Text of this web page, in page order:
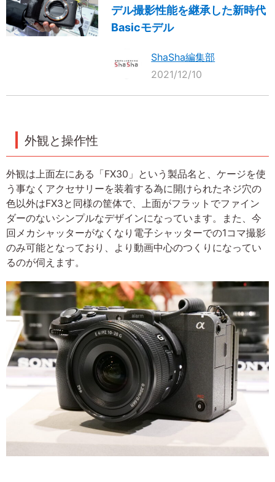
デル撮影性能を継承した新時代
Basicモデル
ShaSha編集部
2021/12/10
外観と操作性
外観は上面左にある「FX30」という製品名と、ケージを使
う事なくアクセサリーを装着する為に開けられたネジ穴の
色以外はFX3と同様の筐体で、上面がフラットでファイン
ダーのないシンプルなデザインになっています。また、今
回メカシャッターがなくなり電子シャッターでの1コマ撮影
のみ可能となっており、より動画中心のつくりになってい
るのが伺えます。